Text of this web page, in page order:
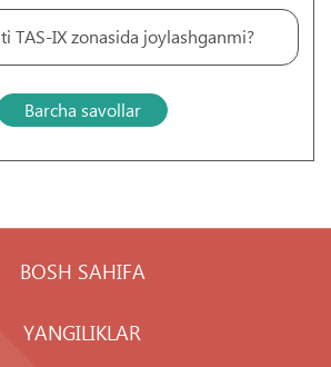
TAS-IX zonasida joylashganmi?
Barcha savollar
BOSH SAHIFA
YANGILIKLAR